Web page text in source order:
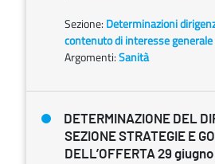
Sezione: Determinazioni
contenuto di interesse generale
Argomenti:Sanità
DETERMINAZIONE DEL
SEZIONE STRATEGIE E
DELL’OFFERTA 29